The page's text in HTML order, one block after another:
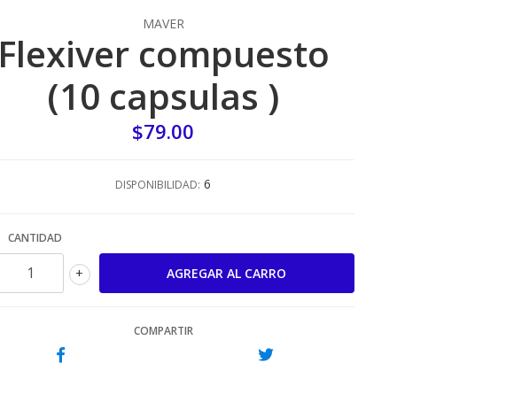
MAVER
Flexiver compuesto
(10 capsulas )
$79.00
DISPONIBILIDAD: 6
CANTIDAD
+
COMPARTIR